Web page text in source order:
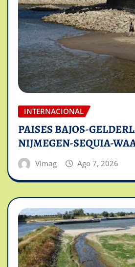
INTERNACIONAL
PAISES BAJOS-
NIJMEGEN-SEQUIA-
Vimag Ago 7, 2026